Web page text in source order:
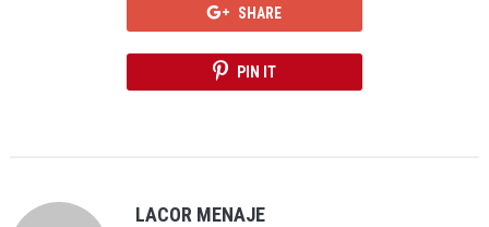
SHARE
PIN IT
LACOR MENAJE